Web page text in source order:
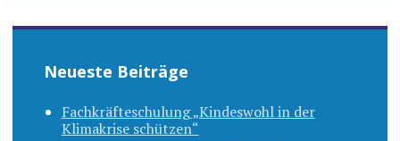
Neueste Beiträge
Fachkräfteschulung „Kindeswohl in der
Klimakrise schützen“